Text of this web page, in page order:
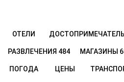
ОТЕЛИ
РАЗВЛЕЧЕНИЯ 484 МАГАЗИНЫ
ПОГОДА ЦЕНЫ